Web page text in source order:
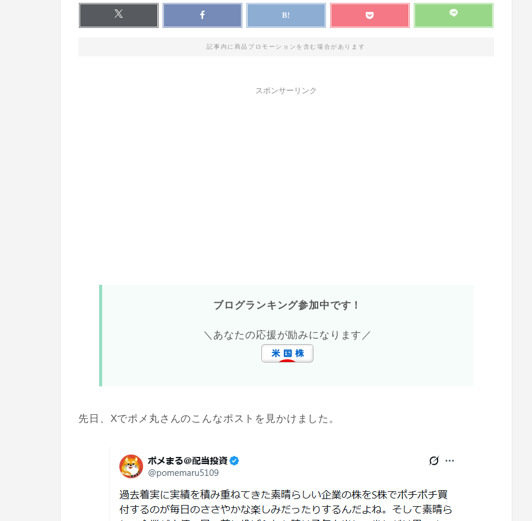
記事内に商品プロモーションを含む場合があります
スポンサーリンク
ブログランキング参加中です！
＼あなたの応援が励みになります／
先日、Xでポメ丸さんのこんなポストを見かけました。